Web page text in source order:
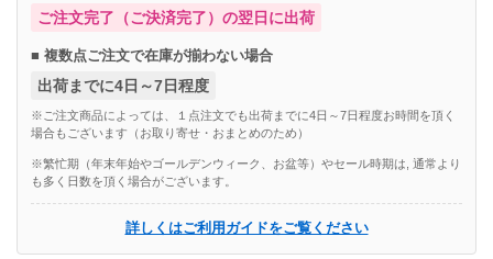
ご注文完了（ご決済完了）の翌日に出荷
■ 複数点ご注文で在庫が揃わない場合
出荷までに4日～7日程度
※ご注文商品によっては、１点注文でも出荷までに4日～7日程度お時間を頂く
場合もございます（お取り寄せ・おまとめのため）
※繁忙期（年末年始やゴールデンウィーク、お盆等）やセール時期は, 通常より
も多く日数を頂く場合がございます。
詳しくはご利用ガイドをご覧ください